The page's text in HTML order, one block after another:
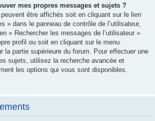
mes propres messages et sujets ?
être affichés soit en cliquant sur le lien
» dans le panneau de contrôle de l’utilisateur,
« Rechercher les messages de l’utilisateur »
profil ou soit en cliquant sur le menu
la partie supérieure du forum. Pour effectuer une
sujets, utilisez la recherche avancée et
les options qui vous sont disponibles.